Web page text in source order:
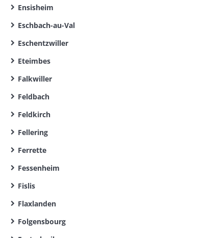
Ensisheim
Eschbach-au-Val
Eschentzwiller
Eteimbes
Falkwiller
Feldbach
Feldkirch
Fellering
Ferrette
Fessenheim
Fislis
Flaxlanden
Folgensbourg